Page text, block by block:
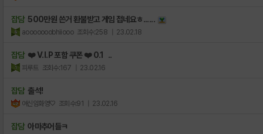
잡담 500만원 쓴거 환불받고 게임 접네요ㅎ......
aooooooobhiiooo 조회수:258 | 23.02.18
잡담 ❤️ V.I.P 포함 쿠폰 ❤️ 0.1 ..
피루트 조회수:167 | 23.02.16
잡담 출석!
여신임화영♡ 조회수:91 | 23.02.16
잡담 아마추어들ㅋ